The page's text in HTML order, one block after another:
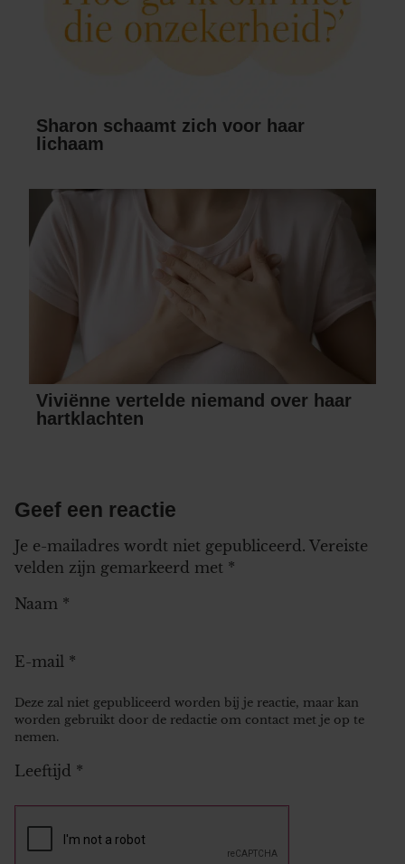
Sharon schaamt zich voor haar
lichaam
Viviënne vertelde niemand over haar
hartklachten
Geef een reactie
Je e-mailadres wordt niet gepubliceerd. Vereiste
velden zijn gemarkeerd met *
Naam *
E-mail *
Deze zal niet gepubliceerd worden bij je reactie, maar kan
worden gebruikt door de redactie om contact met je op te
nemen.
Leeftijd *